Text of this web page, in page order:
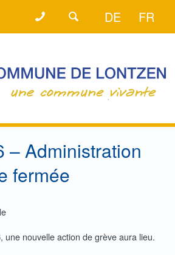
FR
DE
+32 (0) 87 89 80 58
– Administration
fermée
, une nouvelle action de grève aura lieu.